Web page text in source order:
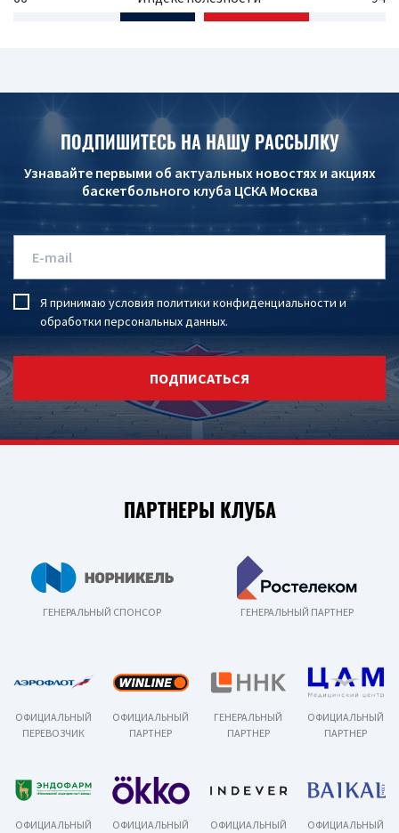
ПОДПИШИТЕСЬ НА НАШУ РАССЫЛКУ
Узнавайте первыми об актуальных новостях и акциях
баскетбольного клуба ЦСКА Москва
Я принимаю условия политики конфиденциальности и
обработки персональных данных.
ПОДПИСАТЬСЯ
ПАРТНЕРЫ КЛУБА
ГЕНЕРАЛЬНЫЙ СПОНСОР ГЕНЕРАЛЬНЫЙ ПАРТНЕР
ОФИЦИАЛЬНЫЙ
ПЕРЕВОЗЧИК
ОФИЦИАЛЬНЫЙ
ПАРТНЕР
ГЕНЕРАЛЬНЫЙ
ПАРТНЕР
ОФИЦИАЛЬНЫЙ
ПАРТНЕР
ОФИЦИАЛЬНЫЙ
ОФИЦИАЛЬНЫЙ
ОФИЦИАЛЬНЫЙ
ОФИЦИАЛЬНЫЙ